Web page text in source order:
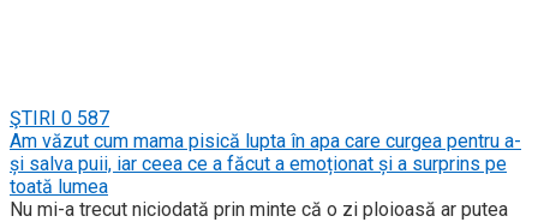
ŞTIRI 0 587
Am văzut cum mama pisică lupta în apa care curgea pentru a-
și salva puii, iar ceea ce a făcut a emoționat și a surprins pe
toată lumea
Nu mi-a trecut niciodată prin minte că o zi ploioasă ar putea